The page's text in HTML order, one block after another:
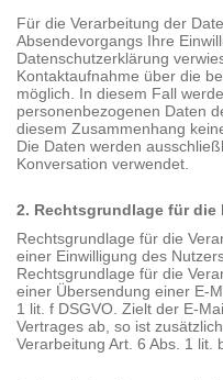
Für die Verarbeitung der
Absendevorgangs Ihre
Datenschutzerklärung
Kontaktaufnahme über die
möglich. In diesem Fall
personenbezogenen Daten
diesem Zusammenhang
Die Daten werden
Konversation verwendet.
2. Rechtsgrundlage für die
Rechtsgrundlage für die
einer Einwilligung des
Rechtsgrundlage für die
einer Übersendung einer E-
1 lit. f DSGVO. Zielt der E-
Vertrages ab, so ist
Verarbeitung Art. 6 Abs. 1 lit.